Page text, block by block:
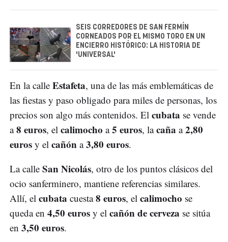
SEIS CORREDORES DE SAN FERMÍN
CORNEADOS POR EL MISMO TORO EN UN
ENCIERRO HISTÓRICO: LA HISTORIA DE
'UNIVERSAL'
En la calle Estafeta, una de las más emblemáticas de
las fiestas y paso obligado para miles de personas, los
precios son algo más contenidos. El cubata se vende
a8 euros, el calimocho a5 euros, lacaña a2,80
euros y el cañón a3,80 euros.
La calle San Nicolás, otro de los puntos clásicos del
ocio sanferminero, mantiene referencias similares.
Allí, el cubata cuesta8 euros, el calimocho se
queda en 4,50 euros y el cañón de cerveza se sitúa
en 3,50 euros.